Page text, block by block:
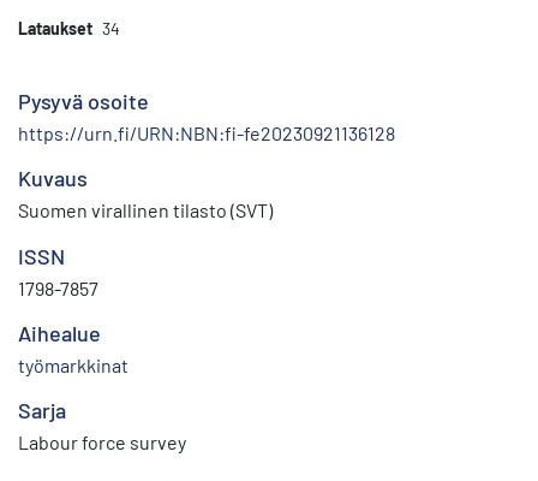
Lataukset 34
Pysyvä osoite
https://urn.fi/URN:NBN:fi-fe20230921136128
Kuvaus
Suomen virallinen tilasto (SVT)
ISSN
1798-7857
Aihealue
työmarkkinat
Sarja
Labour force survey